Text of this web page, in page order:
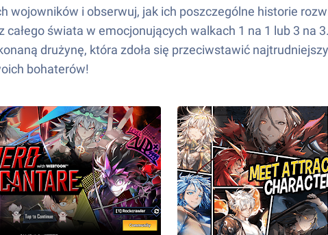
wojowników i obserwuj, jak ich poszczególne historie
świata w emocjonujących walkach 1 na 1 lub 3 na
drużynę, która zdoła się przeciwstawić
bohaterów!